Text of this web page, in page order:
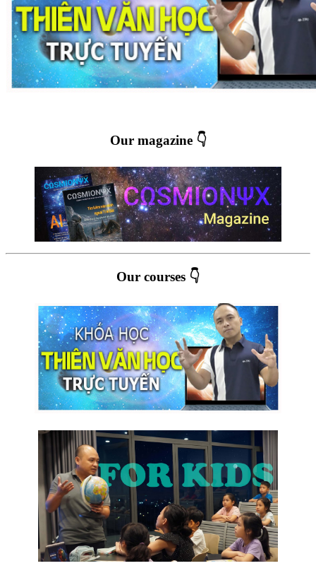
Our magazine 👇
Our courses 👇